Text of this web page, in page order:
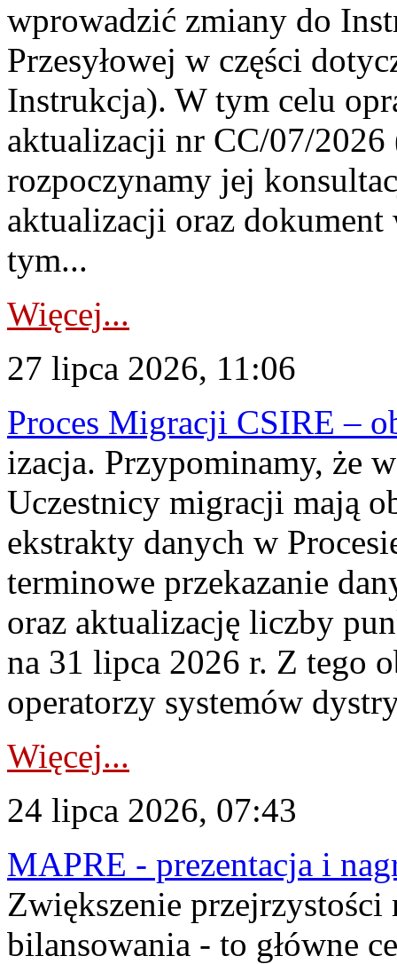
wprowadzić zmiany do
Przesyłowej w części
Instrukcja). W tym celu
aktualizacji nr CC/07/
rozpoczynamy jej
aktualizacji oraz
tym...
Więcej...
27 lipca 2026, 11:06
Proces Migracji CSIRE –
izacja. Przypominamy, że
Uczestnicy migracji mają
ekstrakty danych w
terminowe przekazanie
oraz aktualizację liczby
na 31 lipca 2026 r. Z tego
operatorzy systemów
Więcej...
24 lipca 2026, 07:43
MAPRE - prezentacja i
Zwiększenie
bilansowania - to główne